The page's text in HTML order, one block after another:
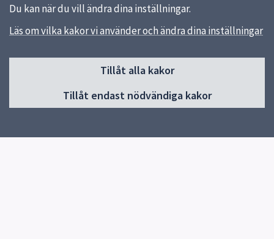
Du kan när du vill ändra dina inställningar.
Läs om vilka kakor vi använder och ändra dina inställningar
Tillåt alla kakor
Tillåt endast nödvändiga kakor